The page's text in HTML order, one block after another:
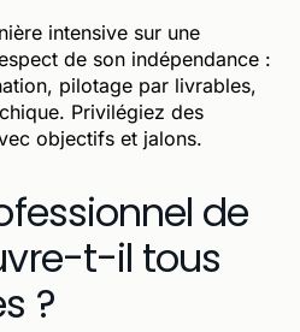
intensive sur une
de son indépendance :
pilotage par livrables,
Privilégiez des
objectifs et jalons.
de
t-il tous
?